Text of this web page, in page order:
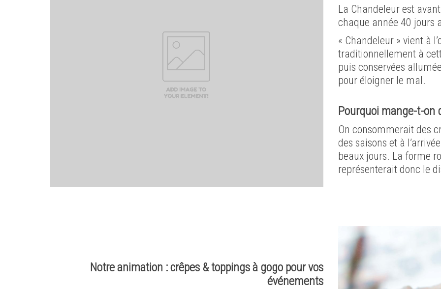
La Chandeleur est
chaque année 40 jours
« Chandeleur » vient à
traditionnellement à
puis conservées
pour éloigner le mal.
Pourquoi mange-t-on
On consommerait des
des saisons et à
beaux jours. La forme
représenterait donc le
Notre animation : crêpes & toppings à gogo pour vos
événements